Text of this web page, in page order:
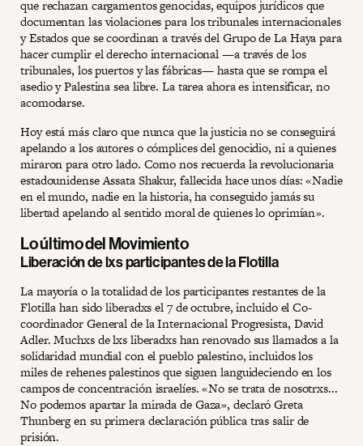
que rechazan cargamentos genocidas, equipos jurídicos que
documentan las violaciones para los tribunales internacionales
y Estados que se coordinan a través del Grupo de La Haya para
hacer cumplir el derecho internacional —a través de los
tribunales, los puertos y las fábricas— hasta que se rompa el
asedio y Palestina sea libre. La tarea ahora es intensificar, no
acomodarse.
Hoy está más claro que nunca que la justicia no se conseguirá
apelando a los autores o cómplices del genocidio, ni a quienes
miraron para otro lado. Como nos recuerda la revolucionaria
estadounidense Assata Shakur, fallecida hace unos días: «Nadie
en el mundo, nadie en la historia, ha conseguido jamás su
libertad apelando al sentido moral de quienes lo oprimían».
Lo último del Movimiento
Liberación de lxs participantes de la Flotilla
La mayoría o la totalidad de los participantes restantes de la
Flotilla han sido liberadxs el 7 de octubre, incluido el Co-
coordinador General de la Internacional Progresista, David
Adler. Muchxs de lxs liberadxs han renovado sus llamados a la
solidaridad mundial con el pueblo palestino, incluidos los
miles de rehenes palestinos que siguen languideciendo en los
campos de concentración israelíes. «No se trata de nosotrxs...
No podemos apartar la mirada de Gaza», declaró Greta
Thunberg en su primera declaración pública tras salir de
prisión.